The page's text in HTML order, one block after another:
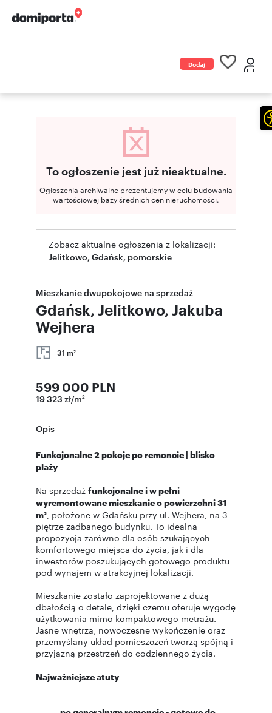
Dodaj
To ogłoszenie jest już nieaktualne.
Ogłoszenia archiwalne prezentujemy w celu budowania
wartościowej bazy średnich cen nieruchomości.
Zobacz aktualne ogłoszenia z lokalizacji:
Jelitkowo, Gdańsk, pomorskie
Mieszkanie dwupokojowe na sprzedaż
Gdańsk, Jelitkowo, Jakuba
Wejhera
31 m2
599 000 PLN
19 323 zł/m2
Opis
Funkcjonalne 2 pokoje po remoncie | blisko
plaży
Na sprzedaż funkcjonalne i w pełni
wyremontowane mieszkanie o powierzchni 31
m², położone w Gdańsku przy ul. Wejhera, na 3
piętrze zadbanego budynku. To idealna
propozycja zarówno dla osób szukających
komfortowego miejsca do życia, jak i dla
inwestorów poszukujących gotowego produktu
pod wynajem w atrakcyjnej lokalizacji.
Mieszkanie zostało zaprojektowane z dużą
dbałością o detale, dzięki czemu oferuje wygodę
użytkowania mimo kompaktowego metrażu.
Jasne wnętrza, nowoczesne wykończenie oraz
przemyślany układ pomieszczeń tworzą spójną i
przyjazną przestrzeń do codziennego życia.
Najważniejsze atuty